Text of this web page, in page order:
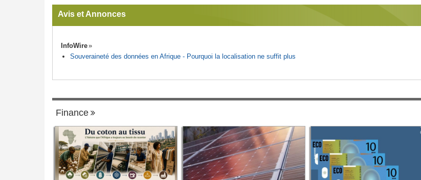
Avis et Annonces
InfoWire
Souveraineté des données en Afrique - Pourquoi la localisation ne suffit plus
Finance